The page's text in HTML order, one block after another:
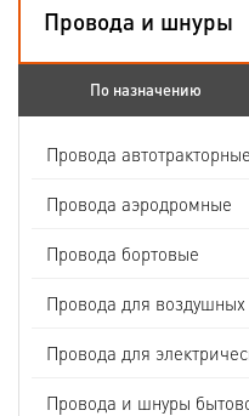
Провода и шнуры
По назначению
Провода автотракторные
Провода аэродромные
Провода бортовые
Провода для
Провода для
Провода и шнуры